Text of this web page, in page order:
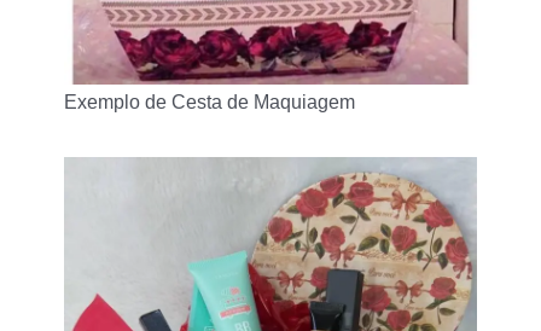
Exemplo de Cesta de Maquiagem